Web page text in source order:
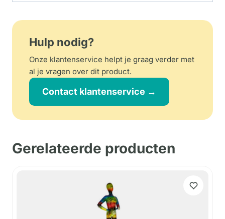
Hulp nodig?
Onze klantenservice helpt je graag verder met
al je vragen over dit product.
Contact klantenservice →
Gerelateerde producten